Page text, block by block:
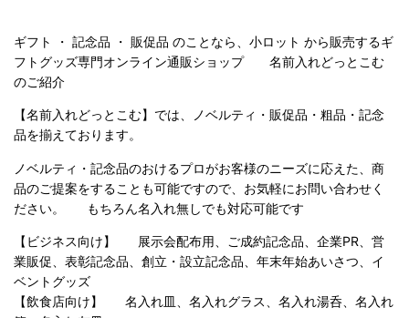
ギフト ・ 記念品 ・ 販促品 のことなら、小ロット から販売するギ
フトグッズ専門オンライン通販ショップ 名前入れどっとこむ
のご紹介
【名前入れどっとこむ】では、ノベルティ・販促品・粗品・記念
品を揃えております。
ノベルティ・記念品のおけるプロがお客様のニーズに応えた、商
品のご提案をすることも可能ですので、お気軽にお問い合わせく
ださい。 もちろん名入れ無しでも対応可能です
【ビジネス向け】 展示会配布用、ご成約記念品、企業PR、営
業販促、表彰記念品、創立・設立記念品、年末年始あいさつ、イ
ベントグッズ
【飲食店向け】 名入れ皿、名入れグラス、名入れ湯呑、名入れ